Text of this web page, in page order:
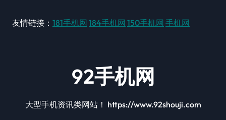
友情链接： 181手机网 184手机网 150手机网 手机网
92手机网
大型手机资讯类网站！ https://www.92shouji.com